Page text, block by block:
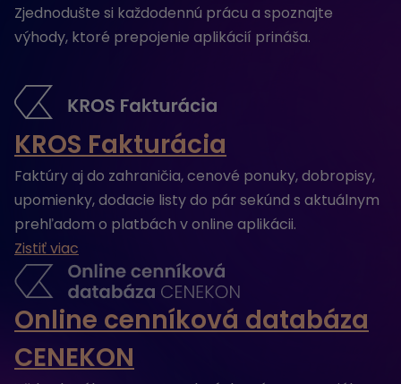
Zjednodušte si každodennú prácu a spoznajte
výhody, ktoré prepojenie aplikácií prináša.
KROS Fakturácia
Faktúry aj do zahraničia, cenové ponuky, dobropisy,
upomienky, dodacie listy do pár sekúnd s aktuálnym
prehľadom o platbách v online aplikácii.
Zistiť viac
Online cenníková databáza
CENEKON